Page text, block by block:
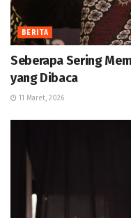
BERITA
Seberapa Sering
yang Dibaca
11 Maret, 2026